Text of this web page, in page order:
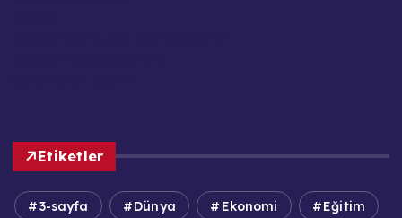
Etiketler
3-sayfa Dünya Ekonomi Eğitim